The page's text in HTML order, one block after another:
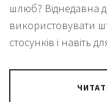
шлюб? Віднедавна
використовувати
стосунків і навіть